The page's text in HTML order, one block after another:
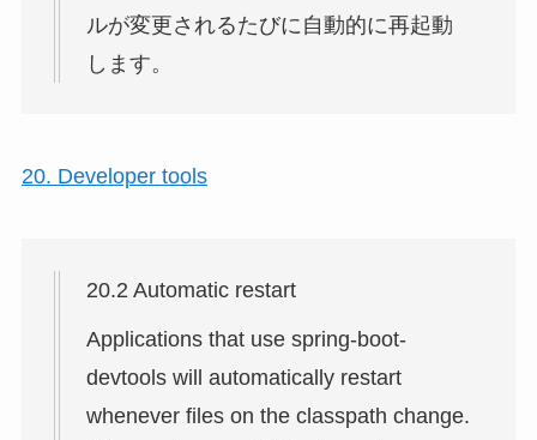
ルが変更されるたびに自動的に再起動
します。
20. Developer tools
20.2 Automatic restart
Applications that use spring-boot-
devtools will automatically restart
whenever files on the classpath change.